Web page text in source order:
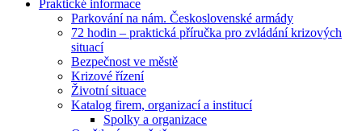
Praktické informace
Parkování na nám. Československé armády
72 hodin – praktická příručka pro zvládání krizových
situací
Bezpečnost ve městě
Krizové řízení
Životní situace
Katalog firem, organizací a institucí
Spolky a organizace